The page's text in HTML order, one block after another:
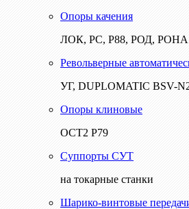
Опоры качения
ЛОК, РС, Р88, РОД, РОНА
Револьверные
УГ, DUPLOMATIC BSV-
Опоры клиновые
ОСТ2 Р79
Суппорты СУТ
на токарные станки
Шарико-винтовые